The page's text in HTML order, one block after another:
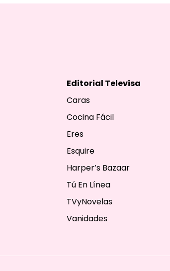
Editorial Televisa
Caras
Cocina Fácil
Eres
Esquire
Harper’s Bazaar
Tú En Línea
TVyNovelas
Vanidades